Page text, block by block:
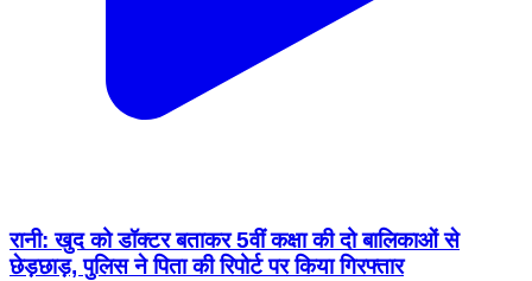
रानी: खुद को डॉक्टर बताकर 5वीं कक्षा की दो बालिकाओं से
छेड़छाड़, पुलिस ने पिता की रिपोर्ट पर किया गिरफ्तार